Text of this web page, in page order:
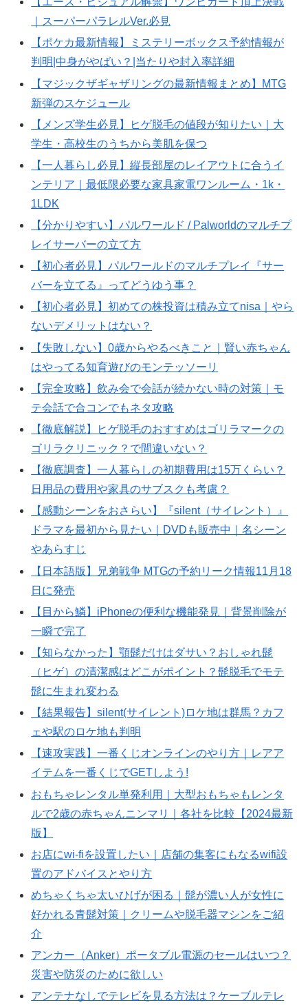
｜スーパーパラレルVer.必見
【ポケカ最新情報】ミステリーボックス予約情報が
判明|中身がやばい？|当たりや封入率詳細
【マジックザギャザリングの最新情報まとめ】MTG
新弾のスケジュール
【メンズ学生必見】ヒゲ脱毛の値段が知りたい｜大
学生・高校生のうちから美肌を保つ
【一人暮らし必見】縦長部屋のレイアウトに合うイ
ンテリア｜最低限必要な家具家電ワンルーム・1k・
1LDK
【分かりやすい】パルワールド / Palworldのマルチプ
レイサーバーの立て方
【初心者必見】パルワールドのマルチプレイ『サー
バーを立てる』ってどうゆう事？
【初心者必見】初めての株投資は積み立てnisa｜やら
ないデメリットはない？
【失敗しない】0歳からやるべきこと｜賢い赤ちゃん
はやってる知育遊びのモンテッソーリ
【完全攻略】飲み会で会話が続かない時の対策｜モ
テ会話で合コンでもネタ攻略
【徹底解説】ヒゲ脱毛のおすすめはゴリラマークの
ゴリラクリニック？で間違いない？
【徹底調査】一人暮らしの初期費用は15万くらい？
日用品の費用や家具のサブスクも考慮？
【感動シーンをおさらい】『silent（サイレント）』
ドラマを最初から見たい｜DVDも販売中｜名シーン
やあらすじ
【日本語版】兄弟戦争 MTGの予約リーク情報11月18
日に発売
【目から鱗】iPhoneの便利な機能発見｜背景削除が
一瞬で完了
【知らなかった】顎髭だけはダサい？おしゃれ髭
（ヒゲ）の清潔感はどこがポイント？髭脱毛でモテ
髭に生まれ変わる
【結果報告】silent(サイレント)ロケ地は群馬？カフ
ェや駅のロケ地も判明
【速攻実践】一番くじオンラインのやり方｜レアア
イテムを一番くじでGETしよう!
おもちゃレンタル単発利用｜大型おもちゃもレンタ
ルで2歳の赤ちゃんニンマリ｜各社を比較【2024最新
版】
お店にwi-fiを設置したい｜店舗の集客にもなるwifi設
置のアドバイスとやり方
めちゃくちゃ太いひげが困る｜髭が濃い人が女性に
好かれる青髭対策｜クリームや脱毛器マシンをご紹
介
アンカー（Anker）ポータブル電源のセールはいつ？
災害や防災のために欲しい
アンテナなしでテレビを見る方法は？ケーブルテレ